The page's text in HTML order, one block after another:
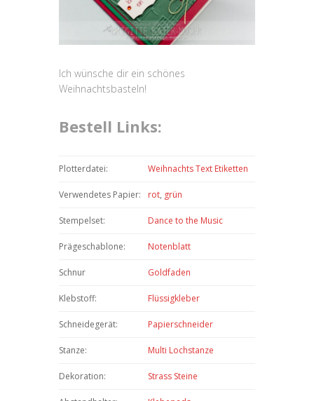
Ich wünsche dir ein schönes
Weihnachtsbasteln!
Bestell Links:
Plotterdatei: Weihnachts Text Etiketten
Verwendetes Papier: rot, grün
Stempelset: Dance to the Music
Prägeschablone: Notenblatt
Schnur Goldfaden
Klebstoff: Flüssigkleber
Schneidegerät: Papierschneider
Stanze: Multi Lochstanze
Dekoration: Strass Steine